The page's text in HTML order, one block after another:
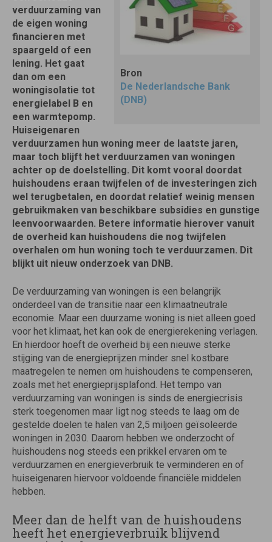
Bron
De Nederlandsche Bank
(DNB)
verduurzaming van
de eigen woning
financieren met
spaargeld of een
lening. Het gaat
dan om een
woningisolatie tot
energielabel B en
een warmtepomp.
Huiseigenaren
verduurzamen hun woning meer de laatste jaren,
maar toch blijft het verduurzamen van woningen
achter op de doelstelling. Dit komt vooral doordat
huishoudens eraan twijfelen of de investeringen zich
wel terugbetalen, en doordat relatief weinig mensen
gebruikmaken van beschikbare subsidies en gunstige
leenvoorwaarden. Betere informatie hierover vanuit
de overheid kan huishoudens die nog twijfelen
overhalen om hun woning toch te verduurzamen. Dit
blijkt uit nieuw onderzoek van DNB.
De verduurzaming van woningen is een belangrijk
onderdeel van de transitie naar een klimaatneutrale
economie. Maar een duurzame woning is niet alleen goed
voor het klimaat, het kan ook de energierekening verlagen.
En hierdoor hoeft de overheid bij een nieuwe sterke
stijging van de energieprijzen minder snel kostbare
maatregelen te nemen om huishoudens te compenseren,
zoals met het energieprijsplafond. Het tempo van
verduurzaming van woningen is sinds de energiecrisis
sterk toegenomen maar ligt nog steeds te laag om de
gestelde doelen te halen van 2,5 miljoen geïsoleerde
woningen in 2030. Daarom hebben we onderzocht of
huishoudens nog steeds een prikkel ervaren om te
verduurzamen en energieverbruik te verminderen en of
huiseigenaren hiervoor voldoende financiële middelen
hebben.
Meer dan de helft van de huishoudens
heeft het energieverbruik blijvend